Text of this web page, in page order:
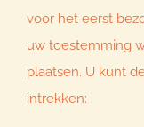
voor het eerst
uw toestemming
plaatsen. U kunt
intrekken: